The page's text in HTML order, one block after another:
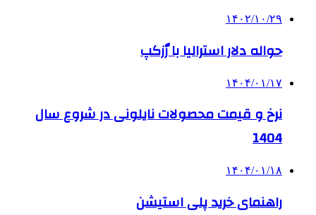
۱۴۰۲/۱۰/۲۹
حواله دلار استرالیا با رٌزکپ
۱۴۰۴/۰۱/۱۷
نرخ و قیمت محصولات نایلونی در شروع سال
1404
۱۴۰۴/۰۱/۱۸
راهنمای خرید پلی استیشن